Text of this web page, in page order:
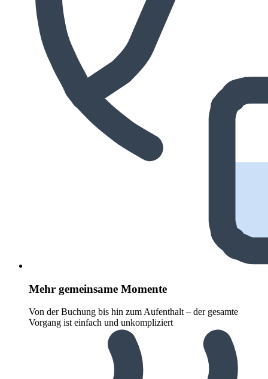
Mehr gemeinsame Momente
Von der Buchung bis hin zum Aufenthalt – der gesamte
Vorgang ist einfach und unkompliziert